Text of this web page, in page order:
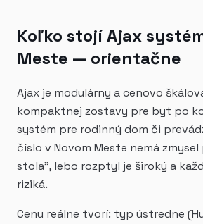
Koľko stojí Ajax
Meste — orientačne
Ajax je modulárny a cenovo
kompaktnej zostavy pre byt po
systém pre rodinný dom či
číslo v Novom Meste nemá
stola", lebo rozptyl je široký a
riziká.
Cenu reálne tvorí: typ ústredne